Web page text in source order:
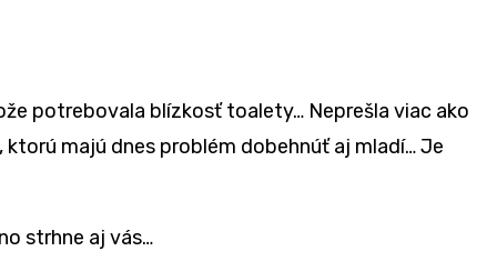
potrebovala blízkosť toalety… Neprešla viac ako
majú dnes problém dobehnúť aj mladí… Je
strhne aj vás…